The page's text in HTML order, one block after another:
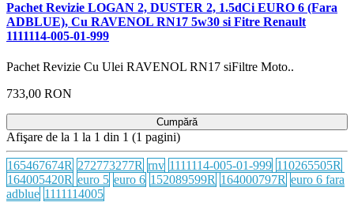
Pachet Revizie LOGAN 2, DUSTER 2, 1.5dCi EURO 6 (Fara
ADBLUE), Cu RAVENOL RN17 5w30 si Fitre Renault
1111114-005-01-999
Pachet Revizie Cu Ulei RAVENOL RN17 siFiltre Moto..
733,00 RON
Cumpără
Afişare de la 1 la 1 din 1 (1 pagini)
165467674R 272773277R rnv 1111114-005-01-999 110265505R
164005420R euro 5 euro 6 152089599R 164000797R euro 6 fara
adblue 1111114005